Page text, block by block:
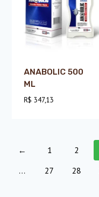
ANABOLIC 500
ML
R$ 347,13
← 1 2
…
27 28